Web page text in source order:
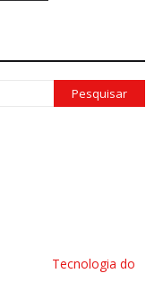
Tecnologia do